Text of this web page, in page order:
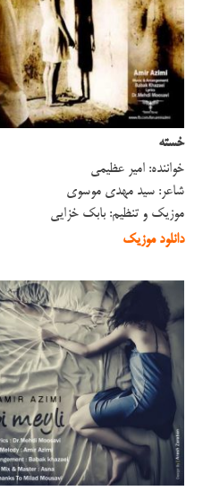
خسته
خواننده: امیر عظیمی
شاعر: سید مهدی موسوی
موزیک و تنظیم: بابک خزایی
دانلود موزیک